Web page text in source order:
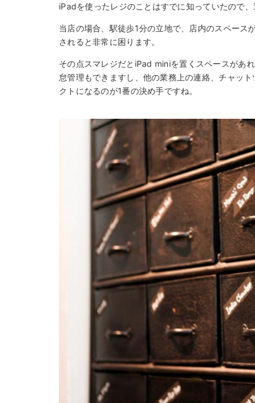
iPadを使ったレジのことはすでに知っていたので
当店の場合、駅徒歩1分の立地で、店内のスペース
されると非常に困ります。
その点スマレジだとiPad miniを置くスペースがあ
怠管理もできますし、他の業務上の連絡、チャッ
クトになるのが1番の決め手ですね。